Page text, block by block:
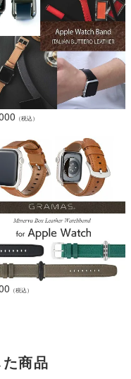
（税込）
（税込）
商品